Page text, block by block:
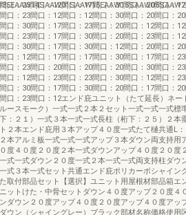
間口：23間口：12間口：17間口：30間口：20間口：
間口：23間口：12間口：12間口：30間口：20間口：
間口：30間口：17間口：23間口：20間口：12間口：
間口：23間口：17間口：30間口：20間口：23間口：
間口：30間口：17間口：30間口：12間口：20間口：
間口：12間口：17間口：17間口：30間口：17間口：
間口：23間口：20間口：20間口：20間口：30間口：
間口：12間口：23間口：23間口：30間口：12間口：
間口：30間口：17間口：30間口：20間口：17間口：
間口：23間口：12エンド庇ユニット（たて延長）ネー
ルースモーク）一式一式２本２セット一式一式一式標
下：２１）一式３本一式一式長柱（桁下：２５）２本
ト２本エンド庇用３本アップ４０度一式たて樋共通L
２本アルミ板一式一式一式アップ３本ダウン両支持用
０度４０度２０度２本一式ダウンアップ４０度２０度
一式一式ダウン２０度一式２本一式一式両支持柱ダウ
一式３本一式セット共通エンド庇ポリカーボシャイン
た取付部品セット【選択】ユニット用屋根材部品箱エ
ニットけた・中骨セットダウン４０度アップ２０度４
ンダウン２０度アップ４０度２０度アップ４０度アッ
ダウン（シャイングレー）ブラック部材名称価格使用